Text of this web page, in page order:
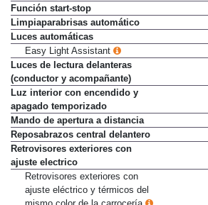
Función start-stop
Limpiaparabrisas automático
Luces automáticas
Easy Light Assistant
Luces de lectura delanteras
(conductor y acompañante)
Luz interior con encendido y
apagado temporizado
Mando de apertura a distancia
Reposabrazos central delantero
Retrovisores exteriores con
ajuste electrico
Retrovisores exteriores con
ajuste eléctrico y térmicos del